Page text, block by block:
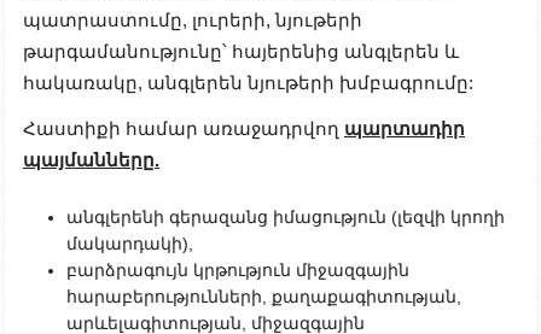
պատրաստումը, լուրերի, նյութերի
թարգամանությունը՝ հայերենից անգլերեն և
հակառակը, անգլերեն նյութերի խմբագրումը:
Հաստիքի համար առաջադրվող պարտադիր
պայմանները.
անգլերենի գերազանց իմացություն (լեզվի կրողի
մակարդակի),
բարձրագույն կրթություն միջազգային
հարաբերությունների, քաղաքագիտության,
արևելագիտության, միջազգային